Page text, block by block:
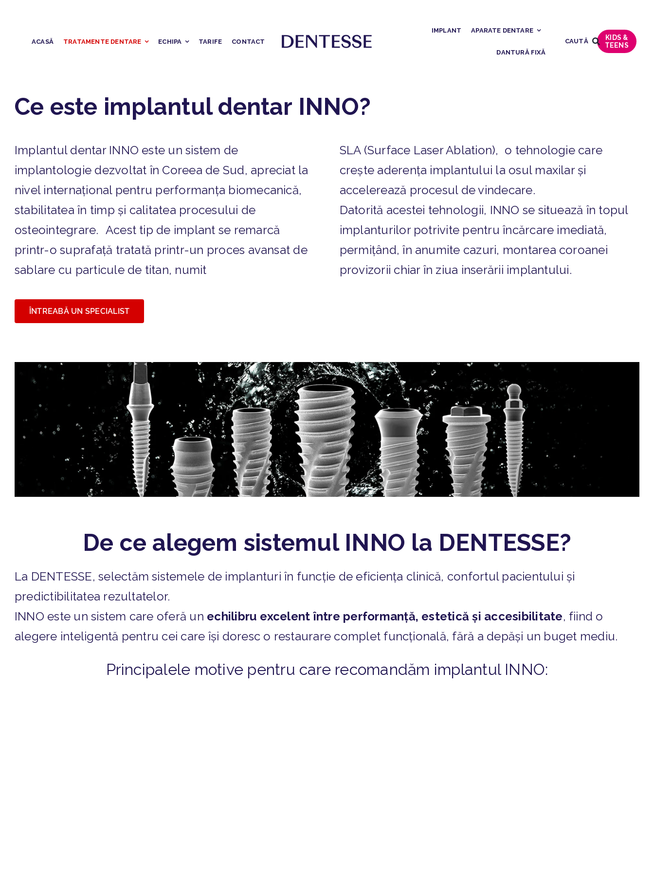
ACASĂ TRATAMENTE DENTARE ECHIPA TARIFE CONTACT
IMPLANT APARATE DENTARE
DANTURĂ FIXĂ
CAUTĂ
KIDS &
TEENS
Ce este implantul dentar INNO?
Implantul dentar INNO este un sistem de
implantologie dezvoltat în Coreea de Sud, apreciat la
nivel internațional pentru performanța biomecanică,
stabilitatea în timp și calitatea procesului de
osteointegrare. Acest tip de implant se remarcă
printr-o suprafață tratată printr-un proces avansat de
sablare cu particule de titan, numit
SLA (Surface Laser Ablation), o tehnologie care
crește aderența implantului la osul maxilar și
accelerează procesul de vindecare.
Datorită acestei tehnologii, INNO se situează în topul
implanturilor potrivite pentru încărcare imediată,
permițând, în anumite cazuri, montarea coroanei
provizorii chiar în ziua inserării implantului.
ÎNTREABĂ UN SPECIALIST
De ce alegem sistemul INNO la DENTESSE?
La DENTESSE, selectăm sistemele de implanturi în funcție de eficiența clinică, confortul pacientului și
predictibilitatea rezultatelor.
INNO este un sistem care oferă un echilibru excelent între performanță, estetică și accesibilitate, fiind o
alegere inteligentă pentru cei care își doresc o restaurare complet funcțională, fără a depăși un buget mediu.
Principalele motive pentru care recomandăm implantul INNO: